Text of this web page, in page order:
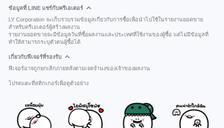
ข้อมูลที่ LINE แชร์กับครีเอเตอร์
LY Corporation จะเก็บรวบรวมข้อมูลเกี่ยวกับการซื้อเพื่อนำไปใช้ในรายงานยอดขาย
สำหรับครีเอเตอร์ผู้สร้างผลงาน
รายงานยอดขายจะมีข้อมูลวันที่ซื้อผลงานและประเทศที่ใช้งานของผู้ซื้อ แต่ไม่มีข้อมูลที่
ทำให้สามารถระบุตัวตนผู้ซื้อได้
เกี่ยวกับฟีเจอร์ที่รองรับ
ฟีเจอร์อาจถูกยกเลิกภายหลังตามเจตจำนงของเจ้าของผลงาน
โปรดแตะที่สติกเกอร์เพื่อดูตัวอย่าง